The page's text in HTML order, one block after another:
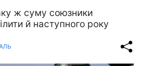
ж суму союзники
й наступного року